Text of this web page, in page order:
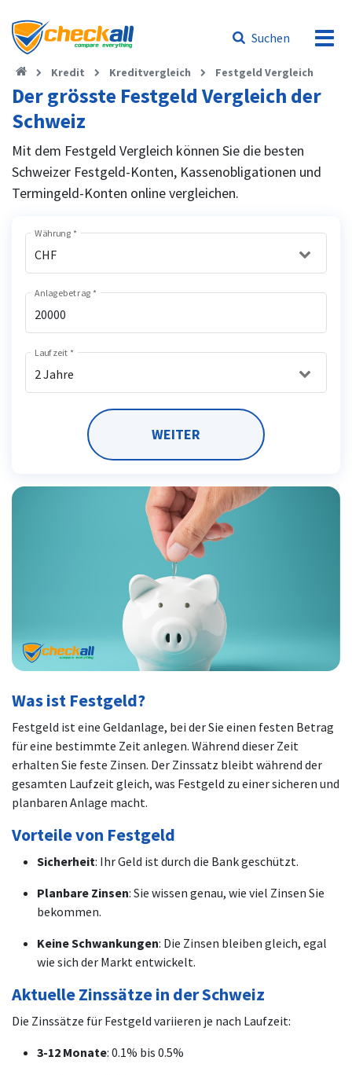
Suchen
Kredit Kreditvergleich Festgeld Vergleich
Der grösste Festgeld Vergleich der
Schweiz
Mit dem Festgeld Vergleich können Sie die besten
Schweizer Festgeld-Konten, Kassenobligationen und
Termingeld-Konten online vergleichen.
CHF
Währung *
Anlagebetrag *
2 Jahre
Laufzeit *
WEITER
Was ist Festgeld?
Festgeld ist eine Geldanlage, bei der Sie einen festen Betrag
für eine bestimmte Zeit anlegen. Während dieser Zeit
erhalten Sie feste Zinsen. Der Zinssatz bleibt während der
gesamten Laufzeit gleich, was Festgeld zu einer sicheren und
planbaren Anlage macht.
Vorteile von Festgeld
Sicherheit: Ihr Geld ist durch die Bank geschützt.
Planbare Zinsen: Sie wissen genau, wie viel Zinsen Sie
bekommen.
Keine Schwankungen: Die Zinsen bleiben gleich, egal
wie sich der Markt entwickelt.
Aktuelle Zinssätze in der Schweiz
Die Zinssätze für Festgeld variieren je nach Laufzeit:
3-12 Monate: 0.1% bis 0.5%